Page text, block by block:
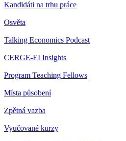
Kandidáti na trhu práce
Osvěta
Talking Economics Podcast
CERGE-EI Insights
Program Teaching Fellows
Místa působení
Zpětná vazba
Vyučované kurzy